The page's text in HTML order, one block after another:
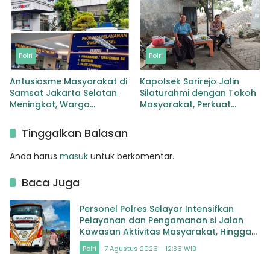
Polri
Antusiasme Masyarakat di
Samsat Jakarta Selatan
Meningkat, Warga
Kendaraan
Polri
Kapolsek Sarirejo Jalin
Silaturahmi dengan Tokoh
Masyarakat, Perkuat
Tinggalkan Balasan
Anda harus masuk untuk berkomentar.
Baca Juga
Personel Polres Selayar Intensifkan
Pelayanan dan Pengamanan si Jalan
Kawasan Aktivitas Masyarakat, Hingga
Pelabuhan
Polri 7 Agustus 2026 - 12:36 WIB